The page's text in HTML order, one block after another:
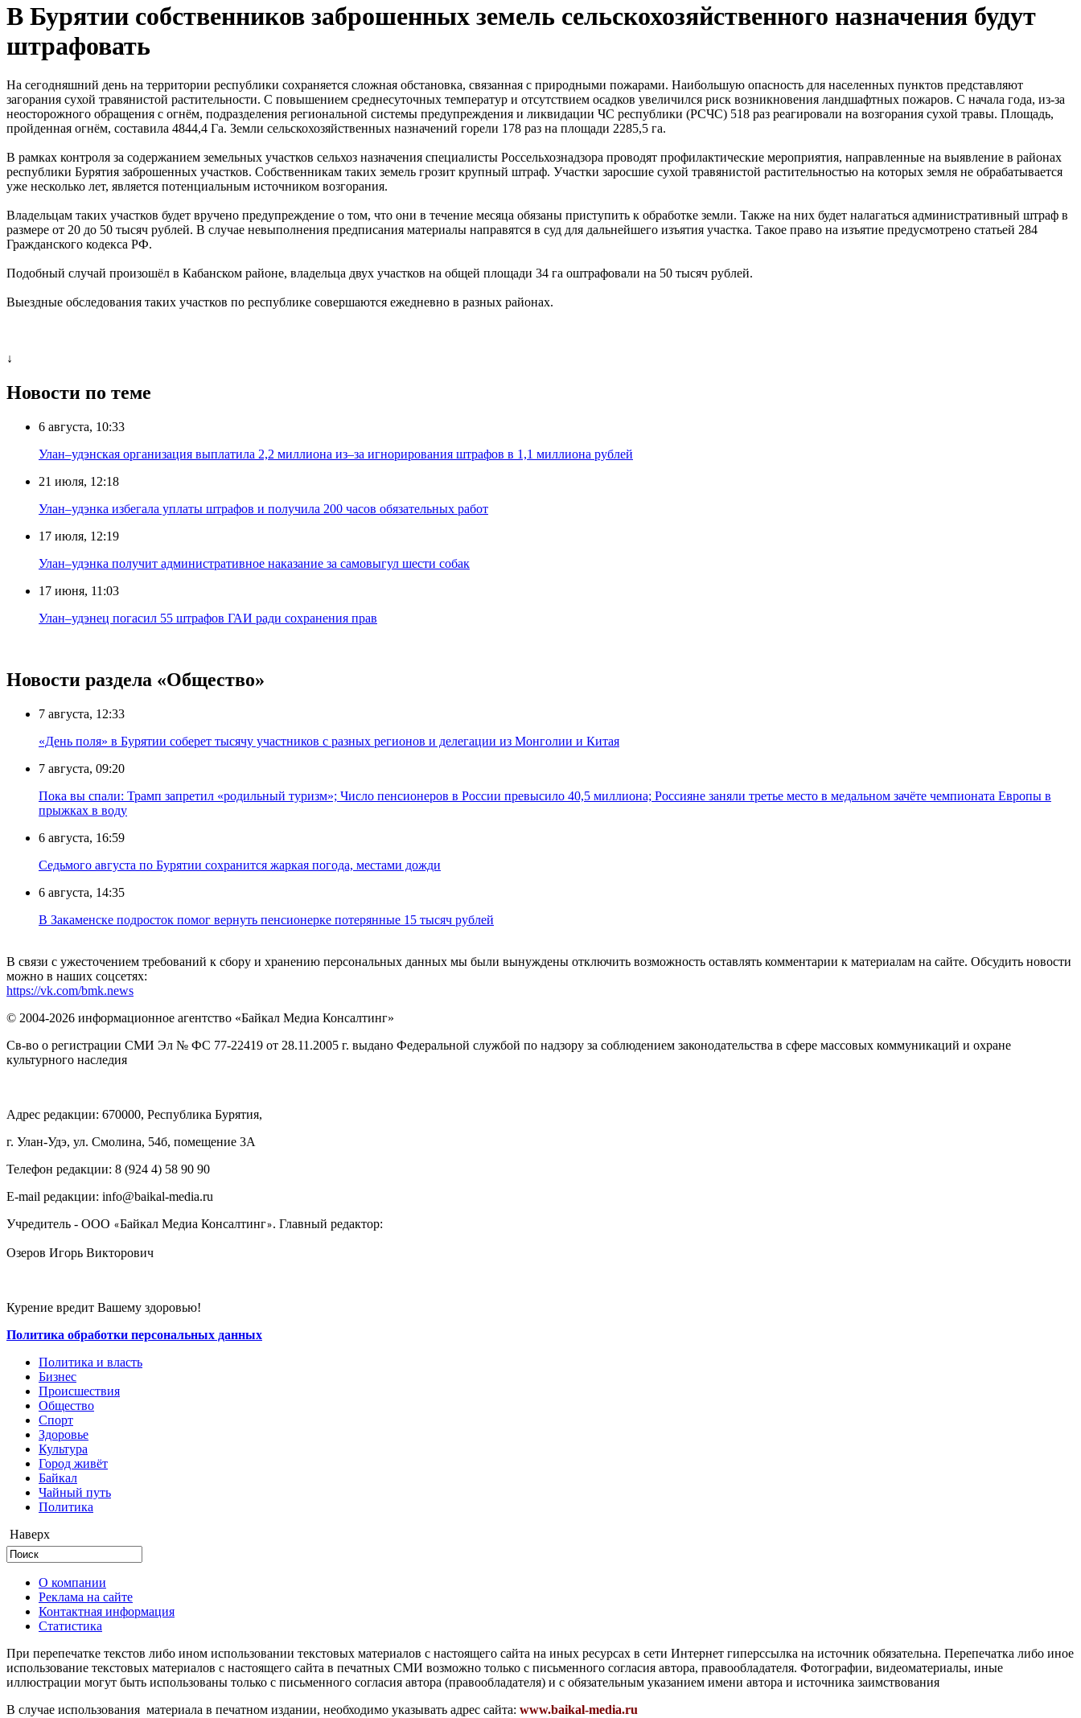
В Бурятии собственников заброшенных земель сельскохозяйственного назначения будут
штрафовать
На сегодняшний день на территории республики сохраняется сложная обстановка, связанная с природными пожарами. Наибольшую опасность для населенных пунктов представляют
загорания сухой травянистой растительности. С повышением среднесуточных температур и отсутствием осадков увеличился риск возникновения ландшафтных пожаров. С начала года, из-за
неосторожного обращения с огнём, подразделения региональной системы предупреждения и ликвидации ЧС республики (РСЧС) 518 раз реагировали на возгорания сухой травы. Площадь,
пройденная огнём, составила 4844,4 Га. Земли сельскохозяйственных назначений горели 178 раз на площади 2285,5 га.
В рамках контроля за содержанием земельных участков сельхоз назначения специалисты Россельхознадзора проводят профилактические мероприятия, направленные на выявление в районах
республики Бурятия заброшенных участков. Собственникам таких земель грозит крупный штраф. Участки заросшие сухой травянистой растительностью на которых земля не обрабатывается
уже несколько лет, является потенциальным источником возгорания.
Владельцам таких участков будет вручено предупреждение о том, что они в течение месяца обязаны приступить к обработке земли. Также на них будет налагаться административный штраф в
размере от 20 до 50 тысяч рублей. В случае невыполнения предписания материалы направятся в суд для дальнейшего изъятия участка. Такое право на изъятие предусмотрено статьей 284
Гражданского кодекса РФ.
Подобный случай произошёл в Кабанском районе, владельца двух участков на общей площади 34 га оштрафовали на 50 тысяч рублей.
Выездные обследования таких участков по республике совершаются ежедневно в разных районах.
↓
Новости по теме
6 августа, 10:33
Улан–удэнская организация выплатила 2,2 миллиона из–за игнорирования штрафов в 1,1 миллиона рублей
21 июля, 12:18
Улан–удэнка избегала уплаты штрафов и получила 200 часов обязательных работ
17 июля, 12:19
Улан–удэнка получит административное наказание за самовыгул шести собак
17 июня, 11:03
Улан–удэнец погасил 55 штрафов ГАИ ради сохранения прав
Новости раздела «Общество»
7 августа, 12:33
«День поля» в Бурятии соберет тысячу участников с разных регионов и делегации из Монголии и Китая
7 августа, 09:20
Пока вы спали: Трамп запретил «родильный туризм»; Число пенсионеров в России превысило 40,5 миллиона; Россияне заняли третье место в медальном зачёте чемпионата Европы в
прыжках в воду
6 августа, 16:59
Седьмого августа по Бурятии сохранится жаркая погода, местами дожди
6 августа, 14:35
В Закаменске подросток помог вернуть пенсионерке потерянные 15 тысяч рублей
В связи с ужесточением требований к сбору и хранению персональных данных мы были вынуждены отключить возможность оставлять комментарии к материалам на сайте. Обсудить новости
можно в наших соцсетях:
https://vk.com/bmk.news
© 2004-2026 информационное агентство «Байкал Медиа Консалтинг»
Св-во о регистрации СМИ Эл № ФС 77-22419 от 28.11.2005 г. выдано Федеральной службой по надзору за соблюдением законодательства в сфере массовых коммуникаций и охране
культурного наследия
Адрес редакции: 670000, Республика Бурятия,
г. Улан-Удэ, ул. Смолина, 54б, помещение 3А
Телефон редакции: ‎‎8 (924 4) 58 90 90
E-mail редакции: info@baikal-media.ru
Учредитель - ООО «Байкал Медиа Консалтинг». Главный редактор:
Озеров Игорь Викторович
Курение вредит Вашему здоровью!
Политика обработки персональных данных
Политика и власть
Бизнес
Происшествия
Общество
Cпорт
Здоровье
Культура
Город живёт
Байкал
Чайный путь
Политика
Наверх
О компании
Реклама на сайте
Контактная информация
Статистика
При перепечатке текстов либо ином использовании текстовых материалов с настоящего сайта на иных ресурсах в сети Интернет гиперссылка на источник обязательна. Перепечатка либо иное
использование текстовых материалов с настоящего сайта в печатных СМИ возможно только с письменного согласия автора, правообладателя. Фотографии, видеоматериалы, иные
иллюстрации могут быть использованы только с письменного согласия автора (правообладателя) и с обязательным указанием имени автора и источника заимствования
В случае использования материала в печатном издании, необходимо указывать адрес сайта: www.baikal-media.ru